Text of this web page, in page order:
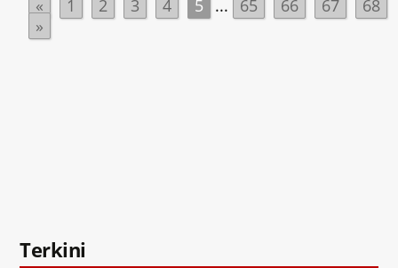
« 1 2 3 4 5 ... 65 66 67
68
»
Terkini